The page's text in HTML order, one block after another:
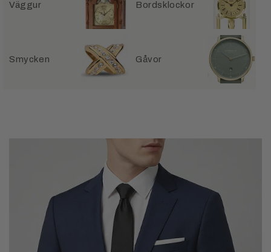
Väggur Bordsklockor
Smycken Gåvor